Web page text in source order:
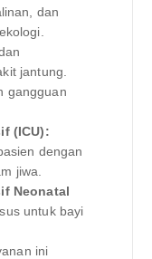
dan
jantung.
gangguan
(ICU):
dengan
jiwa.
Neonatal
untuk bayi
ini